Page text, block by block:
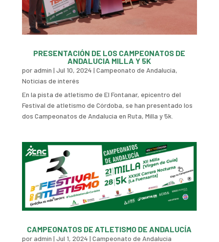
PRESENTACIÓN DE LOS CAMPEONATOS DE
ANDALUCIA MILLA Y 5K
poradmin | Jul 10, 2024 | Campeonato de Andalucia,
Noticias de interés
En la pista de atletismo de El Fontanar, epicentro del
Festival de atletismo de Córdoba, se han presentado los
dos Campeonatos de Andalucia en Ruta, Milla y 5k.
CAMPEONATOS DE ATLETISMO DE ANDALUCÍA
poradmin | Jul 1, 2024 | Campeonato de Andalucia